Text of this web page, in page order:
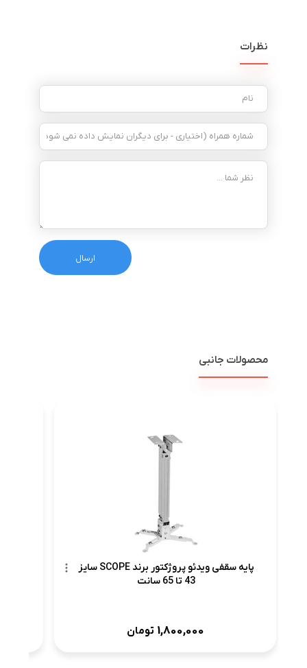
نظرات
محصولات جانبی
پایه سقفی ویدئو پروژکتور برند SCOPE سایز
43 تا 65 سانت
1,800,000 تومان